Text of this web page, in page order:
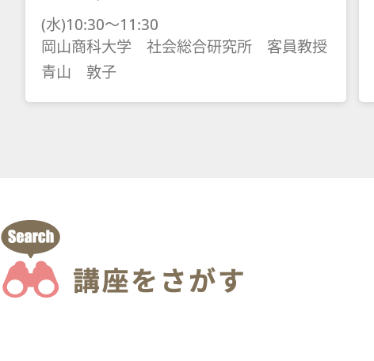
(水)10:30～11:30
岡山商科大学 社会総合研究所 客員教授
青山 敦子